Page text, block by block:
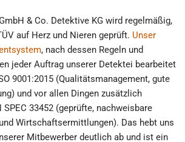
& Co. Detektive KG wird regelmäßig,
auf Herz und Nieren geprüft. Unser
, nach dessen Regeln und
jeder Auftrag unserer Detektei bearbeitet
9001:2015 (Qualitätsmanagement, gute
und vor allen Dingen zusätzlich
33452 (geprüfte, nachweisbare
Wirtschaftsermittlungen). Das hebt uns
Mitbewerber deutlich ab und ist ein